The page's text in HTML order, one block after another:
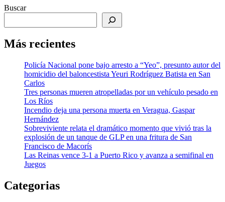
Buscar
Más recientes
Policía Nacional pone bajo arresto a “Yeo”, presunto autor del
homicidio del baloncestista Yeuri Rodríguez Batista en San
Carlos
Tres personas mueren atropelladas por un vehículo pesado en
Los Ríos
Incendio deja una persona muerta en Veragua, Gaspar
Hernández
Sobreviviente relata el dramático momento que vivió tras la
explosión de un tanque de GLP en una fritura de San
Francisco de Macorís
Las Reinas vence 3-1 a Puerto Rico y avanza a semifinal en
Juegos
Categorias